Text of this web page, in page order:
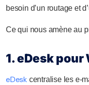
besoin d’un routage et
Ce qui nous amène au
1. eDesk pour
eDesk centralise les e-